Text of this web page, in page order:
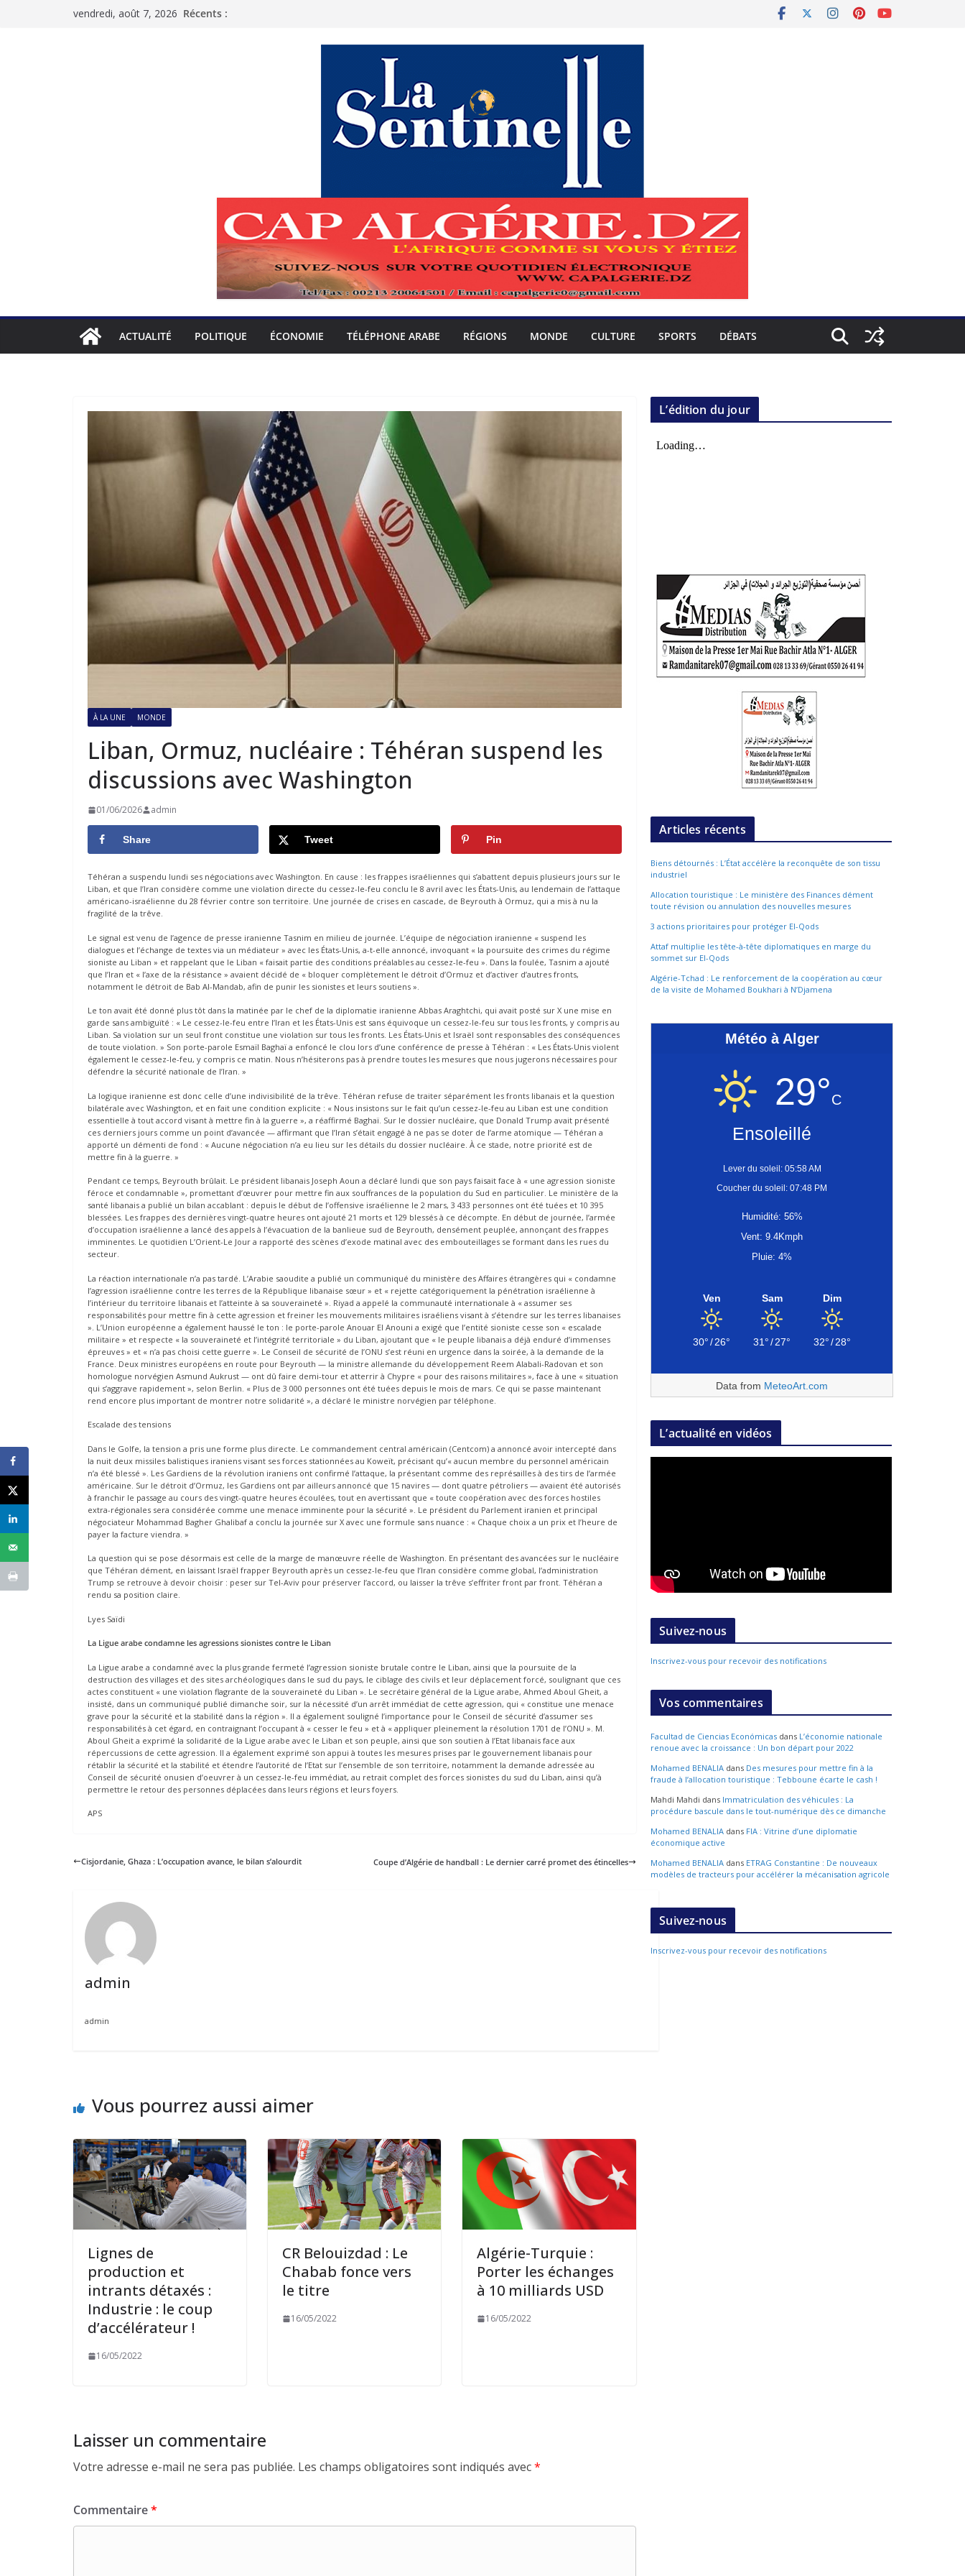
vendredi, août 7, 2026 Récents :
ACTUALITÉ POLITIQUE ÉCONOMIE TÉLÉPHONE ARABE RÉGIONS MONDE CULTURE SPORTS DÉBATS
À LA UNE MONDE
Liban, Ormuz, nucléaire : Téhéran suspend les
discussions avec Washington
01/06/2026 admin
Share Tweet Pin
Téhéran a suspendu lundi ses négociations avec Washington. En cause : les frappes israéliennes qui s’abattent depuis plusieurs jours sur le
Liban, et que l’Iran considère comme une violation directe du cessez-le-feu conclu le 8 avril avec les États-Unis, au lendemain de l’attaque
américano-israélienne du 28 février contre son territoire. Une journée de crises en cascade, de Beyrouth à Ormuz, qui a mis à nu la
fragilité de la trêve.
Le signal est venu de l’agence de presse iranienne Tasnim en milieu de journée. L’équipe de négociation iranienne « suspend les
dialogues et l’échange de textes via un médiateur » avec les États-Unis, a-t-elle annoncé, invoquant « la poursuite des crimes du régime
sioniste au Liban » et rappelant que le Liban « faisait partie des conditions préalables au cessez-le-feu ». Dans la foulée, Tasnim a ajouté
que l’Iran et « l’axe de la résistance » avaient décidé de « bloquer complètement le détroit d’Ormuz et d’activer d’autres fronts,
notamment le détroit de Bab Al-Mandab, afin de punir les sionistes et leurs soutiens ».
Le ton avait été donné plus tôt dans la matinée par le chef de la diplomatie iranienne Abbas Araghtchi, qui avait posté sur X une mise en
garde sans ambiguïté : « Le cessez-le-feu entre l’Iran et les États-Unis est sans équivoque un cessez-le-feu sur tous les fronts, y compris au
Liban. Sa violation sur un seul front constitue une violation sur tous les fronts. Les États-Unis et Israël sont responsables des conséquences
de toute violation. » Son porte-parole Esmaïl Baghaï a enfoncé le clou lors d’une conférence de presse à Téhéran : « Les États-Unis violent
également le cessez-le-feu, y compris ce matin. Nous n’hésiterons pas à prendre toutes les mesures que nous jugerons nécessaires pour
défendre la sécurité nationale de l’Iran. »
La logique iranienne est donc celle d’une indivisibilité de la trêve. Téhéran refuse de traiter séparément les fronts libanais et la question
bilatérale avec Washington, et en fait une condition explicite : « Nous insistons sur le fait qu’un cessez-le-feu au Liban est une condition
essentielle à tout accord visant à mettre fin à la guerre », a réaffirmé Baghaï. Sur le dossier nucléaire, que Donald Trump avait présenté
ces derniers jours comme un point d’avancée — affirmant que l’Iran s’était engagé à ne pas se doter de l’arme atomique — Téhéran a
apporté un démenti de fond : « Aucune négociation n’a eu lieu sur les détails du dossier nucléaire. À ce stade, notre priorité est de
mettre fin à la guerre. »
Pendant ce temps, Beyrouth brûlait. Le président libanais Joseph Aoun a déclaré lundi que son pays faisait face à « une agression sioniste
féroce et condamnable », promettant d’œuvrer pour mettre fin aux souffrances de la population du Sud en particulier. Le ministère de la
santé libanais a publié un bilan accablant : depuis le début de l’offensive israélienne le 2 mars, 3 433 personnes ont été tuées et 10 395
blessées. Les frappes des dernières vingt-quatre heures ont ajouté 21 morts et 129 blessés à ce décompte. En début de journée, l’armée
d’occupation israélienne a lancé des appels à l’évacuation de la banlieue sud de Beyrouth, densément peuplée, annonçant des frappes
imminentes. Le quotidien L’Orient-Le Jour a rapporté des scènes d’exode matinal avec des embouteillages se formant dans les rues du
secteur.
La réaction internationale n’a pas tardé. L’Arabie saoudite a publié un communiqué du ministère des Affaires étrangères qui « condamne
l’agression israélienne contre les terres de la République libanaise sœur » et « rejette catégoriquement la pénétration israélienne à
l’intérieur du territoire libanais et l’atteinte à sa souveraineté ». Riyad a appelé la communauté internationale à « assumer ses
responsabilités pour mettre fin à cette agression et freiner les mouvements militaires israéliens visant à s’étendre sur les terres libanaises
». L’Union européenne a également haussé le ton : le porte-parole Anouar El Anouni a exigé que l’entité sioniste cesse son « escalade
militaire » et respecte « la souveraineté et l’intégrité territoriale » du Liban, ajoutant que « le peuple libanais a déjà enduré d’immenses
épreuves » et « n’a pas choisi cette guerre ». Le Conseil de sécurité de l’ONU s’est réuni en urgence dans la soirée, à la demande de la
France. Deux ministres européens en route pour Beyrouth — la ministre allemande du développement Reem Alabali-Radovan et son
homologue norvégien Asmund Aukrust — ont dû faire demi-tour et atterrir à Chypre « pour des raisons militaires », face à une « situation
qui s’aggrave rapidement », selon Berlin. « Plus de 3 000 personnes ont été tuées depuis le mois de mars. Ce qui se passe maintenant
rend encore plus important de montrer notre solidarité », a déclaré le ministre norvégien par téléphone.
Escalade des tensions
Dans le Golfe, la tension a pris une forme plus directe. Le commandement central américain (Centcom) a annoncé avoir intercepté dans
la nuit deux missiles balistiques iraniens visant ses forces stationnées au Koweït, précisant qu’« aucun membre du personnel américain
n’a été blessé ». Les Gardiens de la révolution iraniens ont confirmé l’attaque, la présentant comme des représailles à des tirs de l’armée
américaine. Sur le détroit d’Ormuz, les Gardiens ont par ailleurs annoncé que 15 navires — dont quatre pétroliers — avaient été autorisés
à franchir le passage au cours des vingt-quatre heures écoulées, tout en avertissant que « toute coopération avec des forces hostiles
extra-régionales sera considérée comme une menace imminente pour la sécurité ». Le président du Parlement iranien et principal
négociateur Mohammad Bagher Ghalibaf a conclu la journée sur X avec une formule sans nuance : « Chaque choix a un prix et l’heure de
payer la facture viendra. »
La question qui se pose désormais est celle de la marge de manœuvre réelle de Washington. En présentant des avancées sur le nucléaire
que Téhéran dément, en laissant Israël frapper Beyrouth après un cessez-le-feu que l’Iran considère comme global, l’administration
Trump se retrouve à devoir choisir : peser sur Tel-Aviv pour préserver l’accord, ou laisser la trêve s’effriter front par front. Téhéran a
rendu sa position claire.
Lyes Saïdi
La Ligue arabe condamne les agressions sionistes contre le Liban
La Ligue arabe a condamné avec la plus grande fermeté l’agression sioniste brutale contre le Liban, ainsi que la poursuite de la
destruction des villages et des sites archéologiques dans le sud du pays, le ciblage des civils et leur déplacement forcé, soulignant que ces
actes constituent « une violation flagrante de la souveraineté du Liban ». Le secrétaire général de la Ligue arabe, Ahmed Aboul Gheit, a
insisté, dans un communiqué publié dimanche soir, sur la nécessité d’un arrêt immédiat de cette agression, qui « constitue une menace
grave pour la sécurité et la stabilité dans la région ». Il a également souligné l’importance pour le Conseil de sécurité d’assumer ses
responsabilités à cet égard, en contraignant l’occupant à « cesser le feu » et à « appliquer pleinement la résolution 1701 de l’ONU ». M.
Aboul Gheit a exprimé la solidarité de la Ligue arabe avec le Liban et son peuple, ainsi que son soutien à l’Etat libanais face aux
répercussions de cette agression. Il a également exprimé son appui à toutes les mesures prises par le gouvernement libanais pour
rétablir la sécurité et la stabilité et étendre l’autorité de l’Etat sur l’ensemble de son territoire, notamment la demande adressée au
Conseil de sécurité onusien d’oeuvrer à un cessez-le-feu immédiat, au retrait complet des forces sionistes du sud du Liban, ainsi qu’à
permettre le retour des personnes déplacées dans leurs régions et leurs foyers.
APS
Cisjordanie, Ghaza : L’occupation avance, le bilan s’alourdit Coupe d’Algérie de handball : Le dernier carré promet des étincelles
admin
admin
Vous pourrez aussi aimer
Lignes de
production et
intrants détaxés :
Industrie : le coup
d’accélérateur !
16/05/2022
CR Belouizdad : Le
Chabab fonce vers
le titre
16/05/2022
Algérie-Turquie :
Porter les échanges
à 10 milliards USD
16/05/2022
Laisser un commentaire
Votre adresse e-mail ne sera pas publiée. Les champs obligatoires sont indiqués avec*
Commentaire*
L’édition du jour
Articles récents
Biens détournés : L’État accélère la reconquête de son tissu
industriel
Allocation touristique : Le ministère des Finances dément
toute révision ou annulation des nouvelles mesures
3 actions prioritaires pour protéger El-Qods
Attaf multiplie les tête-à-tête diplomatiques en marge du
sommet sur El-Qods
Algérie-Tchad : Le renforcement de la coopération au cœur
de la visite de Mohamed Boukhari à N’Djamena
Météo à Alger
29°C
Ensoleillé
Lever du soleil: 05:58 AM
Coucher du soleil: 07:48 PM
Humidité: 56%
Vent: 9.4Kmph
Pluie: 4%
Ven
30°/26°
Sam
31°/27°
Dim
32°/28°
Data from MeteoArt.com
L’actualité en vidéos
Suivez-nous
Inscrivez-vous pour recevoir des notifications
Vos commentaires
Facultad de Ciencias Económicas dans L’économie nationale
renoue avec la croissance : Un bon départ pour 2022
Mohamed BENALIA dans Des mesures pour mettre fin à la
fraude à l’allocation touristique : Tebboune écarte le cash !
Mahdi Mahdi dans Immatriculation des véhicules : La
procédure bascule dans le tout-numérique dès ce dimanche
Mohamed BENALIA dans FIA : Vitrine d’une diplomatie
économique active
Mohamed BENALIA dans ETRAG Constantine : De nouveaux
modèles de tracteurs pour accélérer la mécanisation agricole
Suivez-nous
Inscrivez-vous pour recevoir des notifications